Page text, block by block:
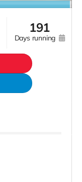
191
days running